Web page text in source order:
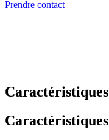
Prendre contact
Caractéristiques
Caractéristiques